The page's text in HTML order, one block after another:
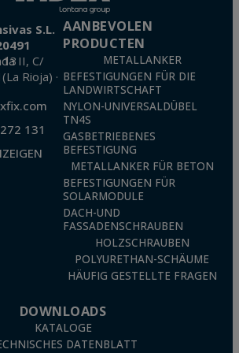
S.L.
13
131
AANBEVOLEN
PRODUCTEN
METALLANKER
BEFESTIGUNGEN FÜR DIE
LANDWIRTSCHAFT
NYLON-UNIVERSALDÜBEL
TN4S
GASBETRIEBENES
BEFESTIGUNG
METALLANKER FÜR BETON
BEFESTIGUNGEN FÜR
SOLARMODULE
DACH-UND
FASSADENSCHRAUBEN
HOLZSCHRAUBEN
POLYURETHAN-SCHÄUME
HÄUFIG GESTELLTE FRAGEN
DOWNLOADS
KATALOGE
DATENBLATT